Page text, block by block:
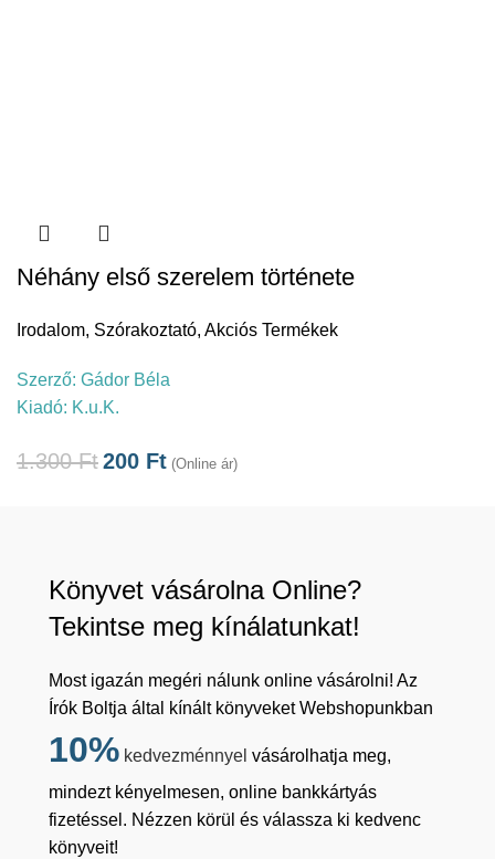
Néhány első szerelem története
Irodalom, Szórakoztató, Akciós Termékek
Szerző: Gádor Béla
Kiadó: K.u.K.
1.300Ft200 Ft (Online ár)
Könyvet vásárolna Online?
Tekintse meg kínálatunkat!
Most igazán megéri nálunk online vásárolni! Az
Írók Boltja által kínált könyveket Webshopunkban
10% kedvezménnyel vásárolhatja meg,
mindezt kényelmesen, online bankkártyás
fizetéssel. Nézzen körül és válassza ki kedvenc
könyveit!